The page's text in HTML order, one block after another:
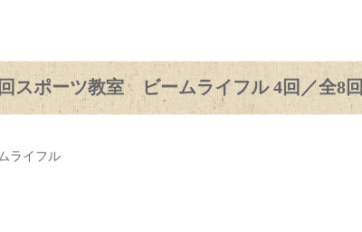
スポーツ教室 ビームライフル 4回／全8回
ライフル